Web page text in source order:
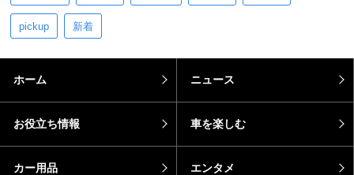
pickup 新着
ホーム ニュース
お役立ち情報 車を楽しむ
カー用品 エンタメ